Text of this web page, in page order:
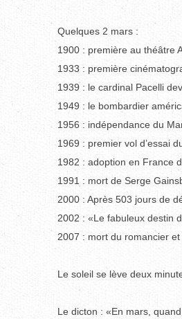
Quelques 2 mars :
1900 : première au théâtre
1933 : première
1939 : le cardinal Pacelli
1949 : le bombardier
1956 : indépendance du
1969 : premier vol d’essai
1982 : adoption en France
1991 : mort de Serge
2000 : Après 503 jours de
2002 : «Le fabuleux destin
2007 : mort du romancier
Le soleil se lève deux
Le dicton : «En mars,